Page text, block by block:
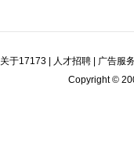
关于17173 人才招聘
广告服
Copyright ©